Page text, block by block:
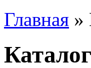
Главная »
Каталог